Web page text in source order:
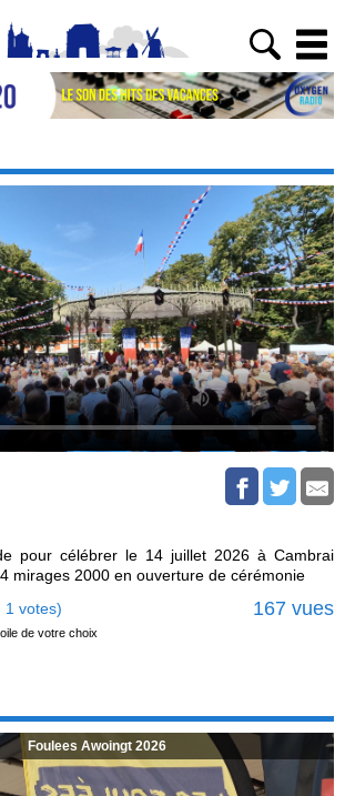
pour célébrer le 14 juillet 2026 à Cambrai
mirages 2000 en ouverture de cérémonie
1 votes) 167 vues
de votre choix
Foulees Awoingt 2026